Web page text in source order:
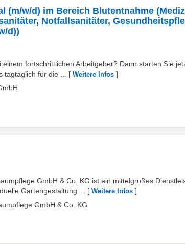
(m/w/d) im Bereich Blutentnahme
Notfallsanitäter,
d))
fortschrittlichen Arbeitgeber? Dann starten Sie
für die ...
[ Weitere Infos ]
GmbH & Co. KG ist ein mittelgroßes
Gartengestaltung ...
[ Weitere Infos ]
GmbH & Co. KG